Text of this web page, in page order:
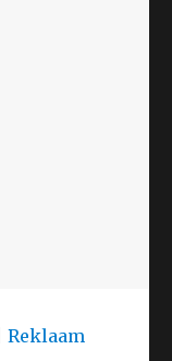
Reklaam